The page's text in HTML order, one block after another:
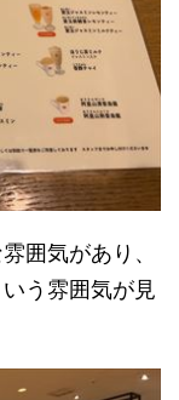
囲気があり、
う雰囲気が見